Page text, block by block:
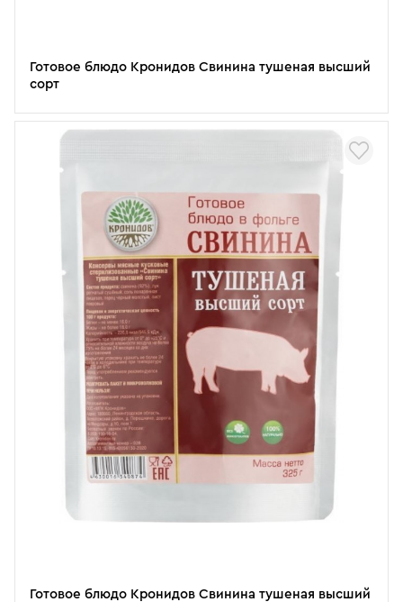
Готовое блюдо Кронидов Свинина тушеная высший
сорт
Готовое блюдо Кронидов Свинина тушеная высший